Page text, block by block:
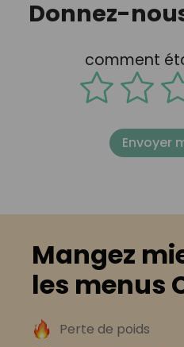
Donnez-
comment
Envoyer
Mangez
les menus
Perte de poids